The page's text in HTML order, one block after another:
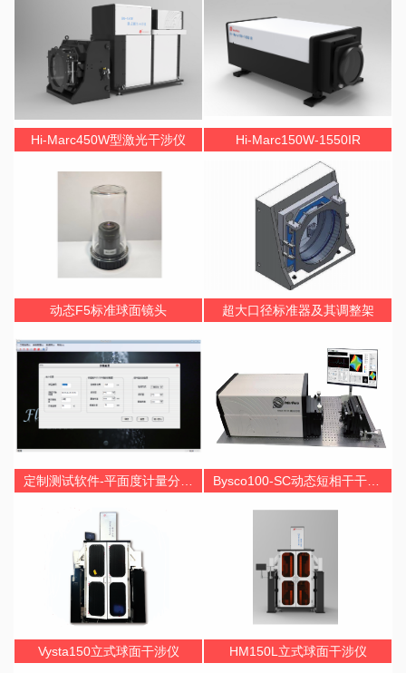
Hi-Marc450W型激光干涉仪 Hi-Marc150W-1550IR
动态F5标准球面镜头 超大口径标准器及其调整架
Vysta150立式球面干涉仪 HM150L立式球面干涉仪